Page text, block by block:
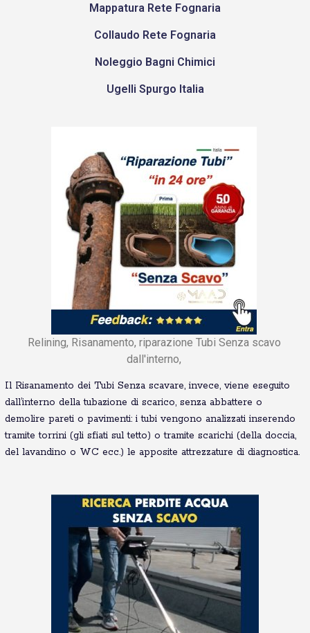
Mappatura Rete Fognaria
Collaudo Rete Fognaria
Noleggio Bagni Chimici
Ugelli Spurgo Italia
Relining, Risanamento, riparazione Tubi Senza scavo
dall'interno,
Il Risanamento dei Tubi Senza scavare, invece, viene eseguito
dall’interno della tubazione di scarico, senza abbattere o
demolire pareti o pavimenti: i tubi vengono analizzati inserendo
tramite torrini (gli sfiati sul tetto) o tramite scarichi (della doccia,
del lavandino o WC ecc.) le apposite attrezzature di diagnostica.